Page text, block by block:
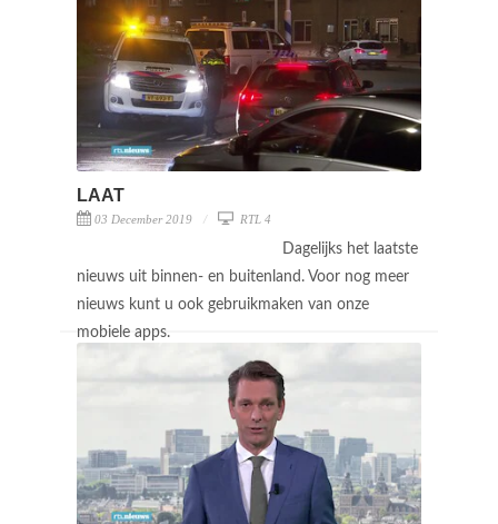
LAAT
03 December 2019 RTL 4
Dagelijks het laatste
nieuws uit binnen- en buitenland. Voor nog meer
nieuws kunt u ook gebruikmaken van onze
mobiele apps.